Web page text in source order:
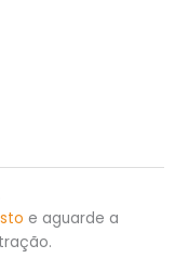
e aguarde a